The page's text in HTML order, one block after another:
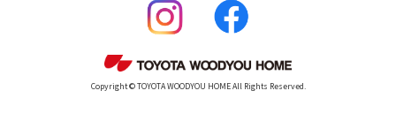
Copyright © TOYOTA WOODYOU HOME All Rights Reserved.